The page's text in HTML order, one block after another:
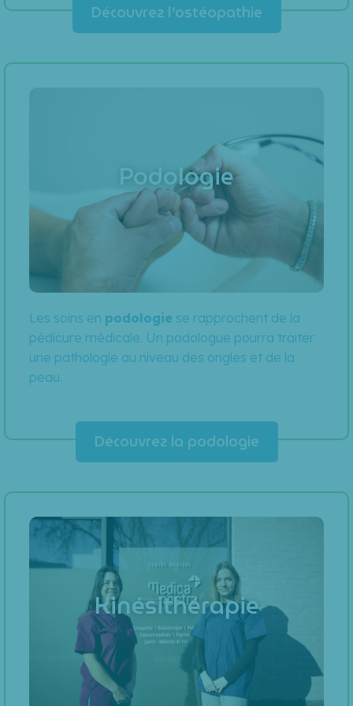
Découvrez l’ostéopathie
Podologie
Les soins en podologie se rapprochent de la
pédicure médicale. Un podologue pourra traiter
une pathologie au niveau des ongles et de la
peau.
Découvrez la podologie
Kinésithérapie